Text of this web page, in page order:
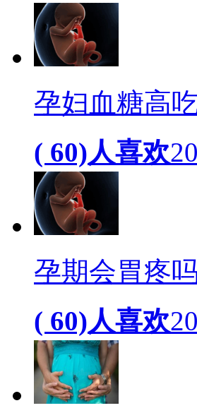
孕妇血糖高
( 60)人喜欢
孕期会胃疼
( 60)人喜欢